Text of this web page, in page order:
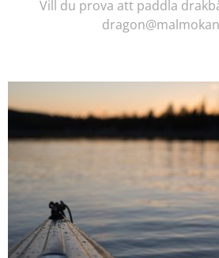
Vill du prova att paddla